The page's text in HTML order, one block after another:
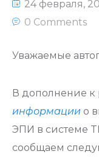
24 февраля,
0 Comments
Уважаемые
В дополнение к
информации о
ЭПИ в системе
сообщаем